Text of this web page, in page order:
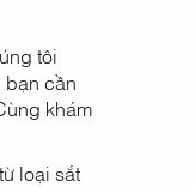
tôi
bạn cần
khám
loại sắt